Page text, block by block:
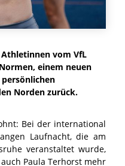
vom VfL
einem neuen
Norden zurück.
Bei der international
Laufnacht, die am
veranstaltet wurde,
Paula Terhorst mehr